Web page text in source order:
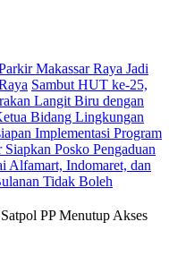
Makassar Raya Jadi
Sambut HUT ke-25,
Langit Biru dengan
Bidang Lingkungan
Implementasi Program
Posko Pengaduan
Alfamart, Indomaret, dan
Tidak Boleh
PP Menutup Akses